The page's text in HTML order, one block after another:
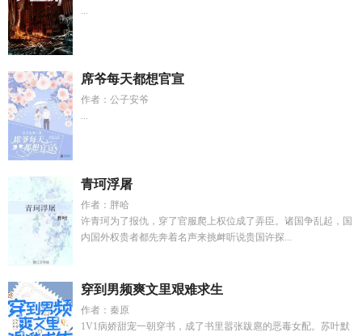
...
席爷每天都想官宣
作者：公子安爷
...
青珂浮屠
作者：胖哈
许青珂为了报仇，穿了官服爬上权位成了弄臣。诸国争乱起，国
内国外权贵者都先奔着名声来挑衅听说贵国许探...
穿到男频爽文里艰难求生
作者：秦原
1V1病娇甜宠一朝穿书，成了书里嚣张跋扈的恶毒女配。苏叶默